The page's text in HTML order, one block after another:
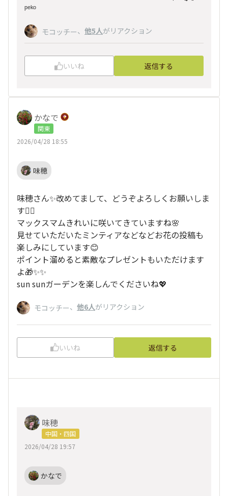
ᵖᵉᵏᵒ
モコッチー、 他5人がリアクション
いいね 返信する
かなで
関東
2026/04/28 18:55
味穂
味穂さん✨改めてまして、どうぞよろしくお願いしま
す🙇‍♀️
マックスマムきれいに咲いてきていますね🌸
見せていただいたミンティアなどなどお花の投稿も
楽しみにしています😊
ポイント溜めると素敵なプレゼントもいただけます
よ🎁✨✨
sun sunガーデンを楽しんでくださいね💖
モコッチー、 他6人がリアクション
いいね 返信する
味穂
中国・四国
2026/04/28 19:57
かなで